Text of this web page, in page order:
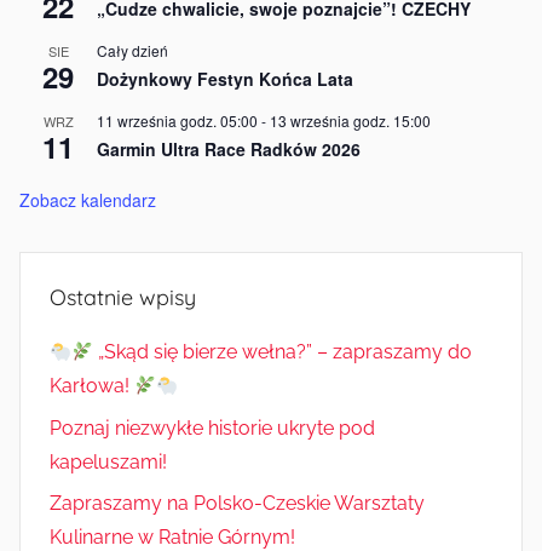
„Cudze chwalicie, swoje poznajcie”! CZECHY
SIE
29
Cały dzień
Dożynkowy Festyn Końca Lata
WRZ
11
11 września godz. 05:00 - 13 września godz. 15:00
Garmin Ultra Race Radków 2026
Zobacz kalendarz
Ostatnie wpisy
„Skąd się bierze wełna?” – zapraszamy do
Karłowa!
Poznaj niezwykłe historie ukryte pod
kapeluszami!
Zapraszamy na Polsko-Czeskie Warsztaty
Kulinarne w Ratnie Górnym!